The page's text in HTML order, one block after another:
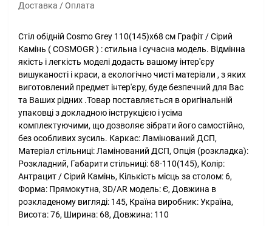
Доставка / Оплата
Стіл обідній Cosmo Grey 110(145)x68 см Графіт / Сірий
Камінь ( COSMOGR ) : стильна і сучасна модель. Відмінна
якість і легкість моделі додасть вашому інтер'єру
вишуканості і краси, а екологічно чисті матеріали , з яких
виготовлений предмет інтер'єру, буде безпечний для Вас
та Ваших рідних .Товар поставляється в оригінальній
упаковці з докладною інструкцією і усіма
комплектуючими, що дозволяє зібрати його самостійно,
без особливих зусиль. Каркас: Ламінований ДСП,
Матеріал стільниці: Ламінований ДСП, Опція (розкладка):
Розкладний, Габарити стільниці: 68-110(145), Колір:
Антрацит / Сірий Камінь, Кількість місць за столом: 6,
Форма: Прямокутна, 3D/AR модель: Є, Довжина в
розкладеному вигляді: 145, Країна виробник: Україна,
Висота: 76, Ширина: 68, Довжина: 110